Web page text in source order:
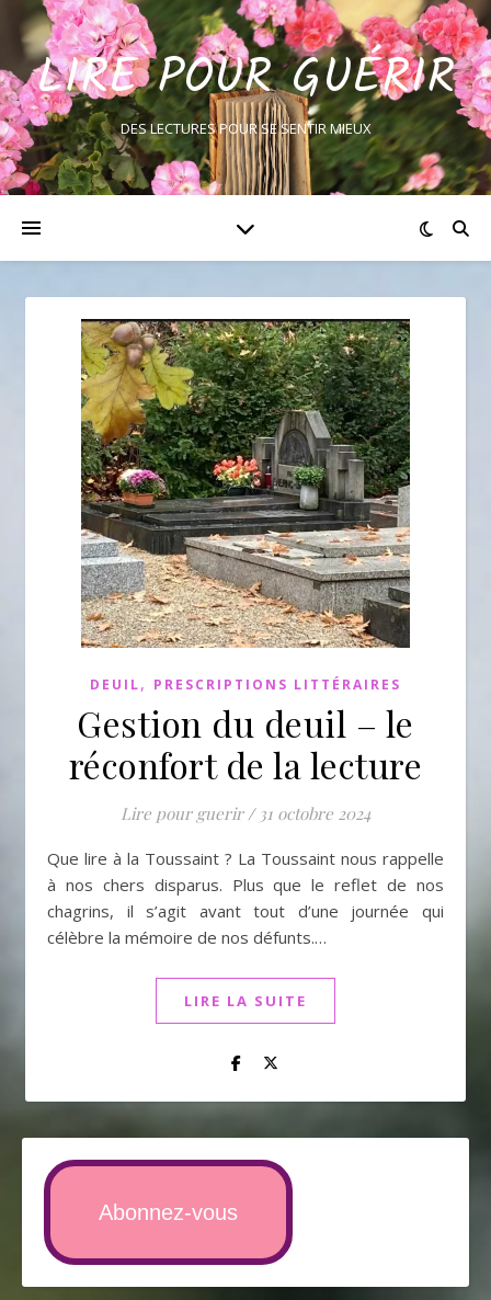
LIRE POUR GUÉRIR
DES LECTURES POUR SE SENTIR MIEUX
DEUIL, PRESCRIPTIONS LITTÉRAIRES
Gestion du deuil – le
réconfort de la lecture
Lire pour guerir / 31 octobre 2024
Que lire à la Toussaint ? La Toussaint nous rappelle
à nos chers disparus. Plus que le reflet de nos
chagrins, il s’agit avant tout d’une journée qui
célèbre la mémoire de nos défunts.…
LIRE LA SUITE
Abonnez-vous